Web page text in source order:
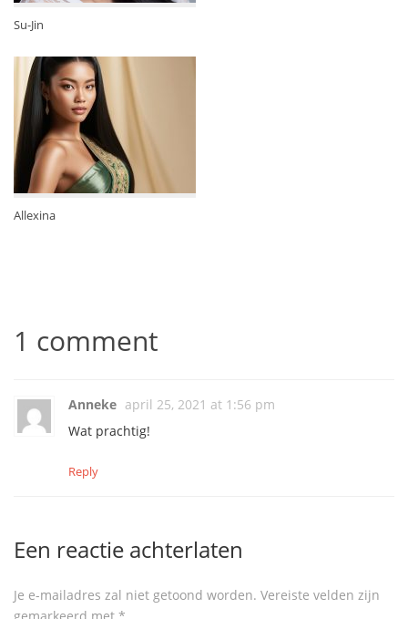
Su-Jin
Allexina
1 comment
Anneke april 25, 2021 at 1:56 pm
Wat prachtig!
Reply
Een reactie achterlaten
Je e-mailadres zal niet getoond worden. Vereiste velden zijn